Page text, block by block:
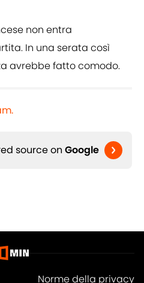
non entra
In una serata così
avrebbe fatto comodo.
source on Google
Norme della privacy